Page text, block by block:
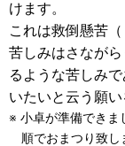
けます。
これは救倒懸苦
苦しみはさなが
るような苦しみ
いたいと云う願い
小卓が準備できま
順でおまつり致し